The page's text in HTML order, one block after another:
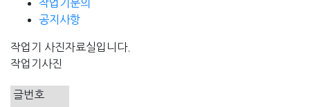
작업기문의
공지사항
작업기 사진자료실입니다.
작업기사진
글번호